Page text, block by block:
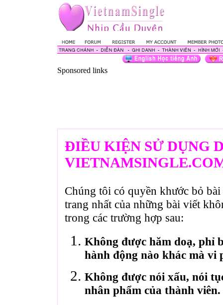
Sponsored links
ĐIỀU KIỆN SỬ DỤNG
Chúng tôi có quyền khước bỏ
trang nhất của những bài viết
trong các trường hợp sau:
Không được hăm doạ, phỉ
hành động nào khác mà vi
Không được nói xấu, nói
nhân phẩm của thành viên.